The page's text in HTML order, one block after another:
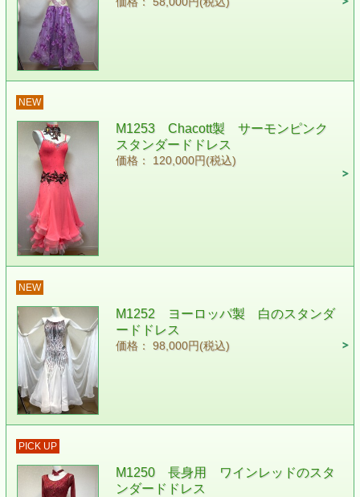
NEW
M1253 Chacott製 サーモンピンク
スタンダードドレス
価格： 120,000円(税込)
NEW
M1252 ヨーロッパ製 白のスタンダ
ードドレス
価格： 98,000円(税込)
PICK UP
M1250 長身用 ワインレッドのスタ
ンダードドレス